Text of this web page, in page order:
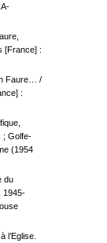
[France] :
Faure…
/
:
Golfe-
(1954
du
1945-
l’Eglise.